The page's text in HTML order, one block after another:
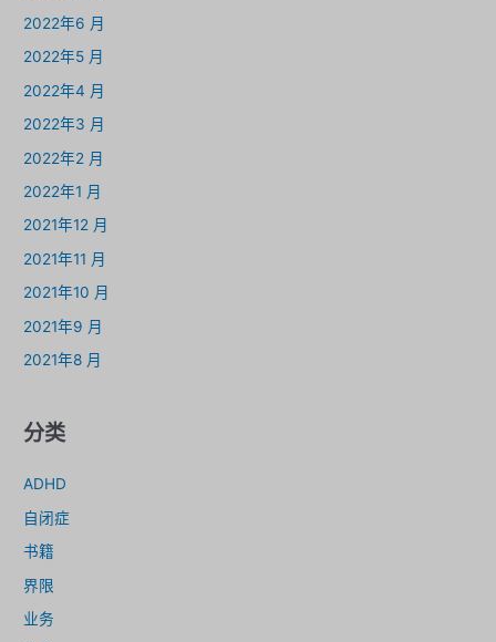
2022年6 月
2022年5 月
2022年4 月
2022年3 月
2022年2 月
2022年1 月
2021年12 月
2021年11 月
2021年10 月
2021年9 月
2021年8 月
分类
ADHD
自闭症
书籍
界限
业务